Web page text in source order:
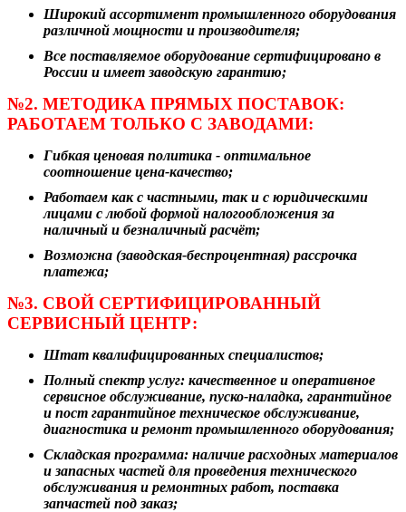
Широкий ассортимент промышленного оборудования
различной мощности и производителя;
Все поставляемое оборудование сертифицировано в
России и имеет заводскую гарантию;
№2. МЕТОДИКА ПРЯМЫХ ПОСТАВОК:
РАБОТАЕМ ТОЛЬКО С ЗАВОДАМИ:
Гибкая ценовая политика - оптимальное
соотношение цена-качество;
Работаем как с частными, так и с юридическими
лицами с любой формой налогообложения за
наличный и безналичный расчёт;
Возможна (заводская-беспроцентная) рассрочка
платежа;
№3. СВОЙ СЕРТИФИЦИРОВАННЫЙ
СЕРВИСНЫЙ ЦЕНТР:
Штат квалифицированных специалистов;
Полный спектр услуг: качественное и оперативное
сервисное обслуживание, пуско-наладка, гарантийное
и пост гарантийное техническое обслуживание,
диагностика и ремонт промышленного оборудования;
Складская программа: наличие расходных материалов
и запасных частей для проведения технического
обслуживания и ремонтных работ, поставка
запчастей под заказ;